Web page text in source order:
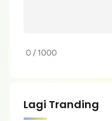
0 / 1000
Lagi Tranding